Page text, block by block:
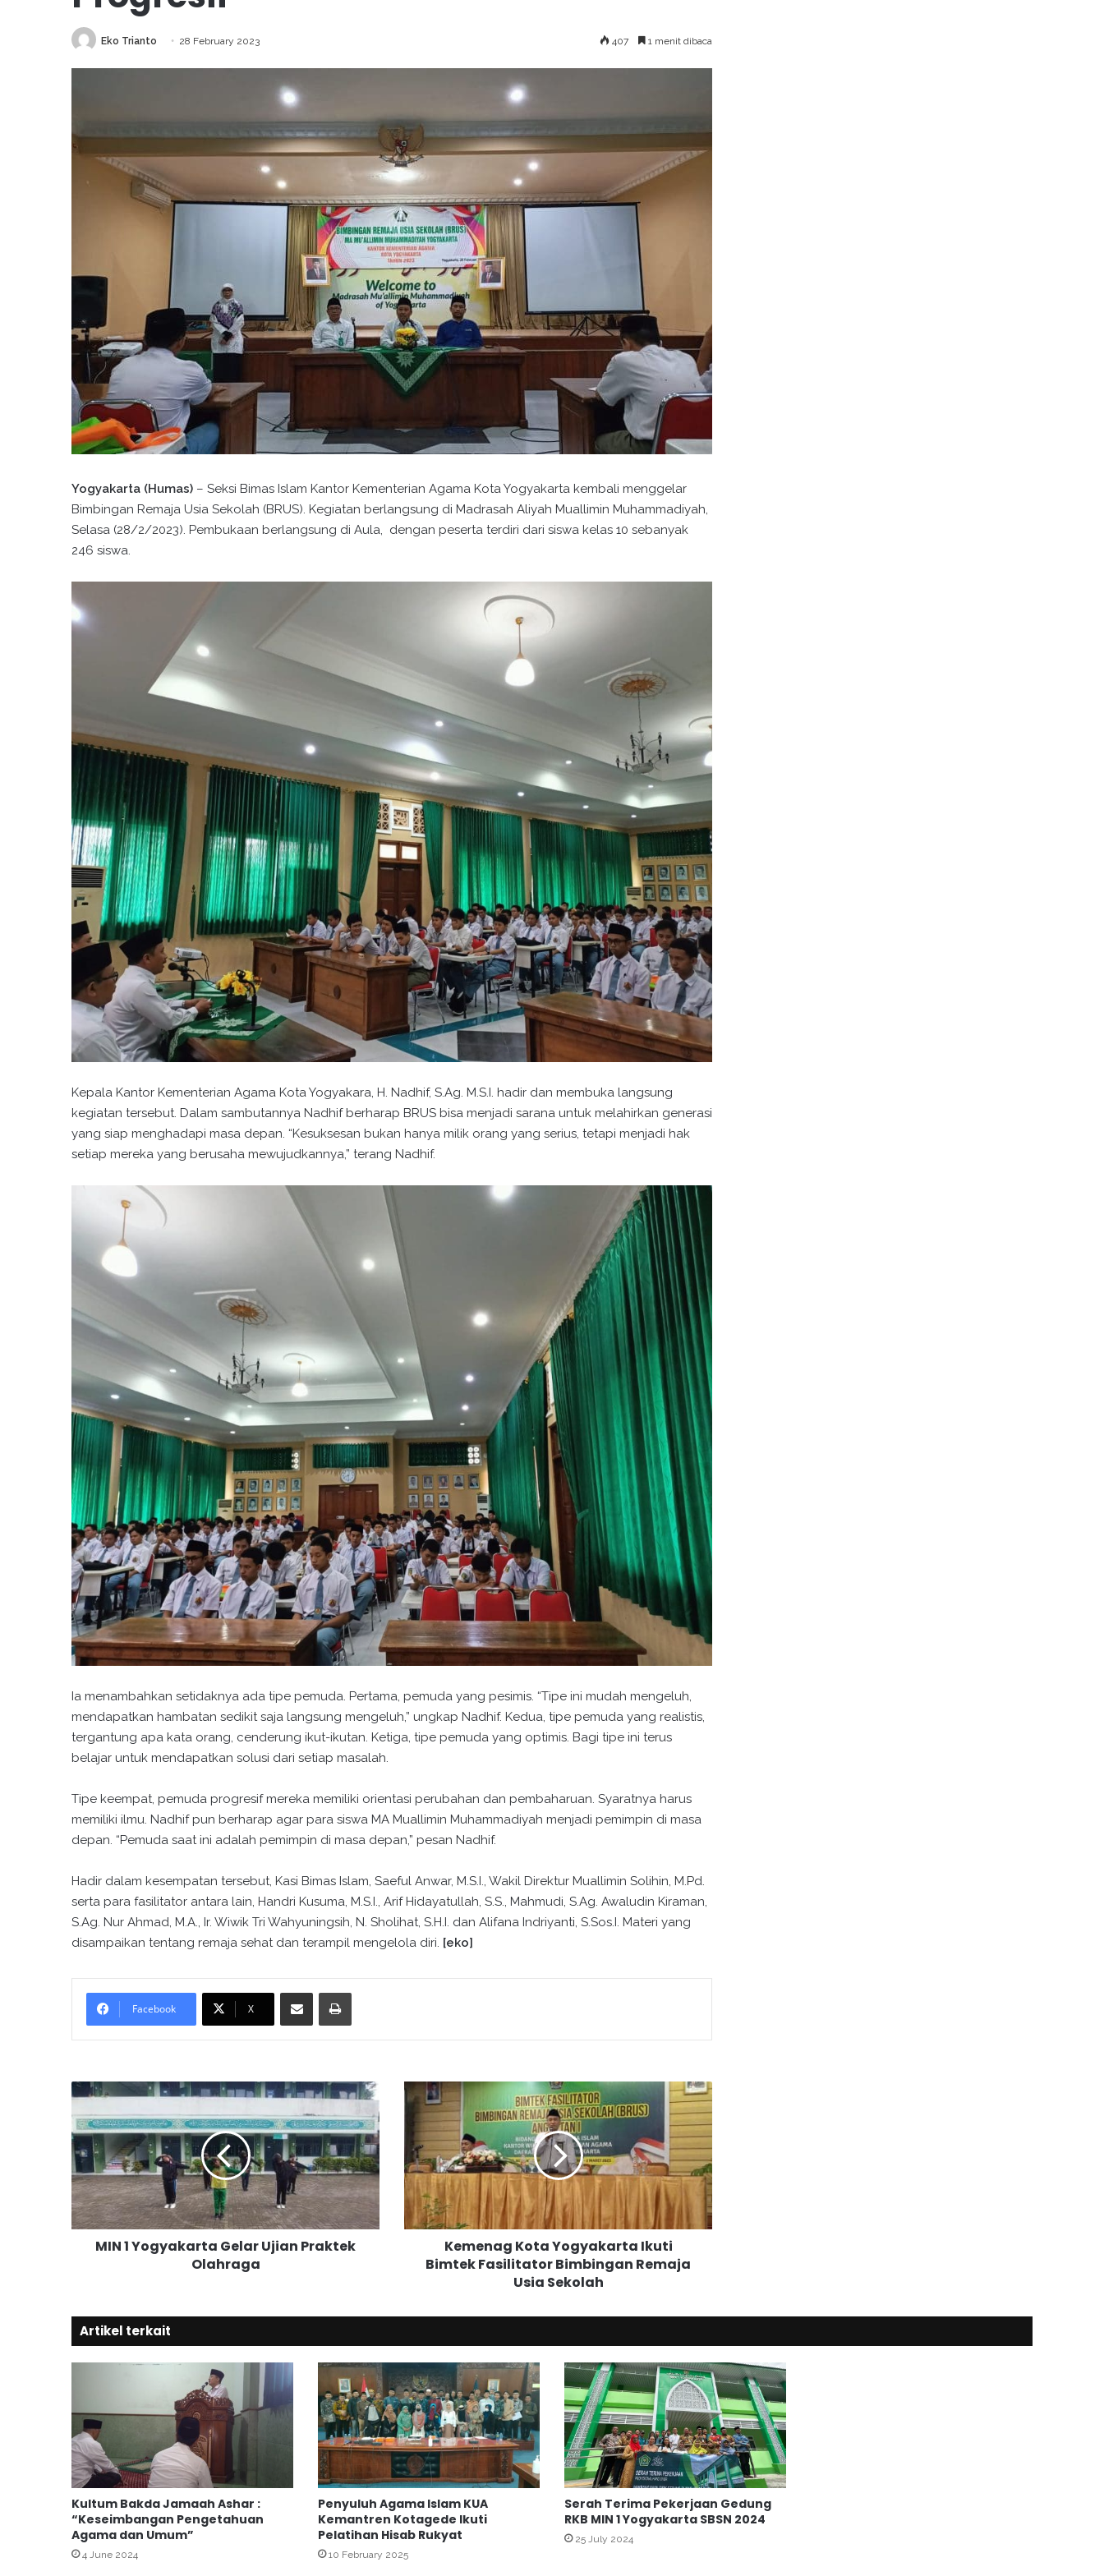
Eko Trianto 28 February 2023 407 1 menit dibaca
Yogyakarta (Humas) – Seksi Bimas Islam Kantor Kementerian Agama Kota Yogyakarta kembali menggelar
Bimbingan Remaja Usia Sekolah (BRUS). Kegiatan berlangsung di Madrasah Aliyah Muallimin Muhammadiyah,
Selasa (28/2/2023). Pembukaan berlangsung di Aula, dengan peserta terdiri dari siswa kelas 10 sebanyak
246 siswa.
Kepala Kantor Kementerian Agama Kota Yogyakara, H. Nadhif, S.Ag. M.S.I. hadir dan membuka langsung
kegiatan tersebut. Dalam sambutannya Nadhif berharap BRUS bisa menjadi sarana untuk melahirkan generasi
yang siap menghadapi masa depan. “Kesuksesan bukan hanya milik orang yang serius, tetapi menjadi hak
setiap mereka yang berusaha mewujudkannya,” terang Nadhif.
Ia menambahkan setidaknya ada tipe pemuda. Pertama, pemuda yang pesimis. “Tipe ini mudah mengeluh,
mendapatkan hambatan sedikit saja langsung mengeluh,” ungkap Nadhif. Kedua, tipe pemuda yang realistis,
tergantung apa kata orang, cenderung ikut-ikutan. Ketiga, tipe pemuda yang optimis. Bagi tipe ini terus
belajar untuk mendapatkan solusi dari setiap masalah.
Tipe keempat, pemuda progresif mereka memiliki orientasi perubahan dan pembaharuan. Syaratnya harus
memiliki ilmu. Nadhif pun berharap agar para siswa MA Muallimin Muhammadiyah menjadi pemimpin di masa
depan. “Pemuda saat ini adalah pemimpin di masa depan,” pesan Nadhif.
Hadir dalam kesempatan tersebut, Kasi Bimas Islam, Saeful Anwar, M.S.I., Wakil Direktur Muallimin Solihin, M.Pd.
serta para fasilitator antara lain, Handri Kusuma, M.S.I., Arif Hidayatullah, S.S., Mahmudi, S.Ag. Awaludin Kiraman,
S.Ag. Nur Ahmad, M.A., Ir. Wiwik Tri Wahyuningsih, N. Sholihat, S.H.I. dan Alifana Indriyanti, S.Sos.I. Materi yang
disampaikan tentang remaja sehat dan terampil mengelola diri. [eko]
Facebook X
M
N
1
Y
o
g
y
a
a
e
l
U
j
i
a
n
P
r
a
k
MIN 1 Yogyakarta Gelar Ujian Praktek
Olahraga
K
a
o
g
a
k
a
r
t
a
I
k
u
t
i
B
i
Kemenag Kota Yogyakarta Ikuti
Bimtek Fasilitator Bimbingan Remaja
Usia Sekolah
Artikel terkait
Kultum Bakda Jamaah Ashar :
“Keseimbangan Pengetahuan
Agama dan Umum”
4 June 2024
Penyuluh Agama Islam KUA
Kemantren Kotagede Ikuti
Pelatihan Hisab Rukyat
10 February 2025
Serah Terima Pekerjaan Gedung
RKB MIN 1 Yogyakarta SBSN 2024
25 July 2024